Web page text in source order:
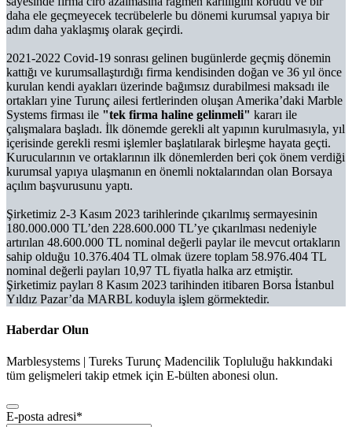
daha ele geçmeyecek tecrübelerle bu dönemi kurumsal yapıya bir
adım daha yaklaşmış olarak geçirdi.
2021-2022 Covid-19 sonrası gelinen bugünlerde geçmiş dönemin
kattığı ve kurumsallaştırdığı firma kendisinden doğan ve 36 yıl önce
kurulan kendi ayakları üzerinde bağımsız durabilmesi maksadı ile
ortakları yine Turunç ailesi fertlerinden oluşan Amerika’daki Marble
Systems firması ile "tek firma haline gelinmeli" kararı ile
çalışmalara başladı. İlk dönemde gerekli alt yapının kurulmasıyla, yıl
içerisinde gerekli resmi işlemler başlatılarak birleşme hayata geçti.
Kurucularının ve ortaklarının ilk dönemlerden beri çok önem verdiği
kurumsal yapıya ulaşmanın en önemli noktalarından olan Borsaya
açılım başvurusunu yaptı.
Şirketimiz 2-3 Kasım 2023 tarihlerinde çıkarılmış sermayesinin
180.000.000 TL’den 228.600.000 TL’ye çıkarılması nedeniyle
artırılan 48.600.000 TL nominal değerli paylar ile mevcut ortakların
sahip olduğu 10.376.404 TL olmak üzere toplam 58.976.404 TL
nominal değerli payları 10,97 TL fiyatla halka arz etmiştir.
Şirketimiz payları 8 Kasım 2023 tarihinden itibaren Borsa İstanbul
Yıldız Pazar’da MARBL koduyla işlem görmektedir.
Haberdar Olun
Marblesystems | Tureks Turunç Madencilik Topluluğu hakkındaki
tüm gelişmeleri takip etmek için E-bülten abonesi olun.
E-posta adresi*